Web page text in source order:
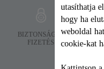
BIZTONSÁGOS
FIZETÉS
utasíthatja
hogy ha
weboldal
cookie-kat